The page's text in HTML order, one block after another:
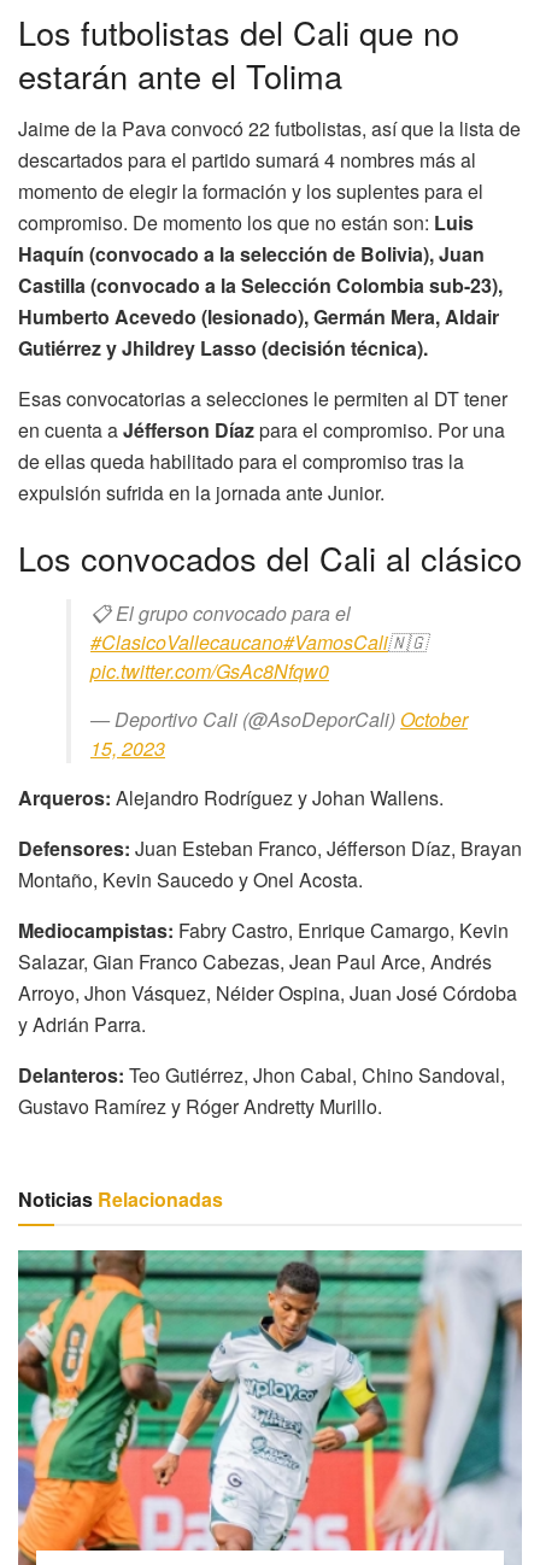
Los futbolistas del Cali que no
estarán ante el Tolima
Jaime de la Pava convocó 22 futbolistas, así que la lista de
descartados para el partido sumará 4 nombres más al
momento de elegir la formación y los suplentes para el
compromiso. De momento los que no están son: Luis
Haquín (convocado a la selección de Bolivia), Juan
Castilla (convocado a la Selección Colombia sub-23),
Humberto Acevedo (lesionado), Germán Mera, Aldair
Gutiérrez y Jhildrey Lasso (decisión técnica).
Esas convocatorias a selecciones le permiten al DT tener
en cuenta aJéfferson Díazpara el compromiso. Por una
de ellas queda habilitado para el compromiso tras la
expulsión sufrida en la jornada ante Junior.
Los convocados del Cali al clásico
📋 El grupo convocado para el
#ClasicoVallecaucano#VamosCali🇳🇬
pic.twitter.com/GsAc8Nfqw0
— Deportivo Cali (@AsoDeporCali) October
15, 2023
Arqueros: Alejandro Rodríguez y Johan Wallens.
Defensores: Juan Esteban Franco, Jéfferson Díaz, Brayan
Montaño, Kevin Saucedo y Onel Acosta.
Mediocampistas: Fabry Castro, Enrique Camargo, Kevin
Salazar, Gian Franco Cabezas, Jean Paul Arce, Andrés
Arroyo, Jhon Vásquez, Néider Ospina, Juan José Córdoba
y Adrián Parra.
Delanteros: Teo Gutiérrez, Jhon Cabal, Chino Sandoval,
Gustavo Ramírez y Róger Andretty Murillo.
Noticias Relacionadas